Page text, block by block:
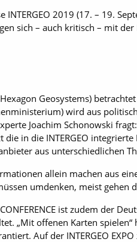
INTERGEO 2019 (17. – 19.
sich – auch kritisch – mit der
Geosystems)
wird aus
Joachim Schonowski
in die INTERGEO
aus unterschiedlichen
allein machen aus
umdenken, meist
ist zudem der
„Mit offenen Karten
Auf der INTERGEO